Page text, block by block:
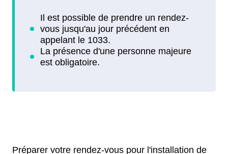
Préparer votre rendez-vous pour l'installation de